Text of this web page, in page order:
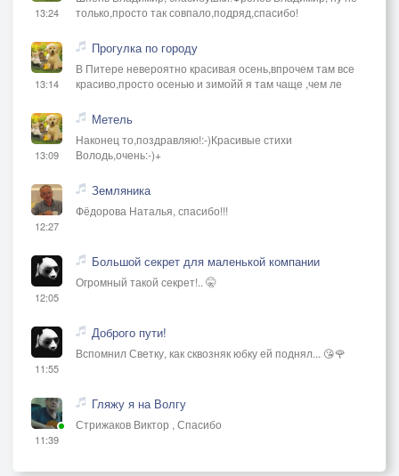
13:24
только,просто так совпало,подряд,спасибо!
13:14
Прогулка по городу
В Питере невероятно красивая осень,впрочем там все
красиво,просто осенью и зимойй я там чаще ,чем ле
13:09
Метель
Наконец то,поздравляю!:-)Красивые стихи
Володь,очень:-)+
12:27
Земляника
Фёдорова Наталья, спасибо!!!
12:05
Большой секрет для маленькой компании
Огромный такой секрет!.. 🤫
11:55
Доброго пути!
Вспомнил Светку, как сквозняк юбку ей поднял... 😘🌹
11:39
Гляжу я на Волгу
Стрижаков Виктор , Спасибо